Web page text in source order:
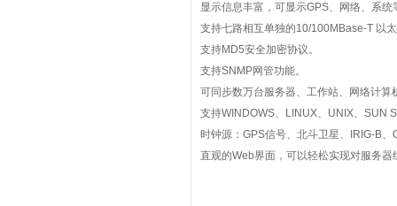
显示信息丰富，可显示GPS、网络、系统
支持七路相互单独的10/100MBase-T 以
支持MD5安全加密协议。
支持SNMP网管功能。
可同步数万台服务器、工作站、网络计算
支持WINDOWS、 LINUX、 UNIX、 SUN
时钟源： GPS信号、北斗卫星、 IRIG-B、
直观的Web界面，可以轻松实现对服务